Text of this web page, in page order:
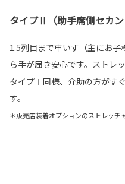
タイプⅡ（助手席側セカン
1.5列目まで車いす（主にお
ら手が届き安心です。ストレ
タイプⅠ同様、介助の方がす
す。
＊販売店装着オプションのストレッチ